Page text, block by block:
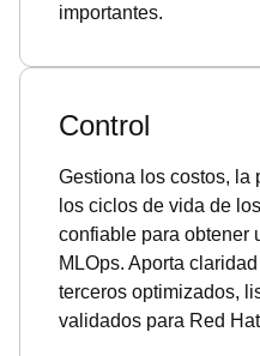
importantes.
Control
Gestiona los costos, la
los ciclos de vida de
confiable para obtener
MLOps. Aporta
terceros optimizados,
validados para Red